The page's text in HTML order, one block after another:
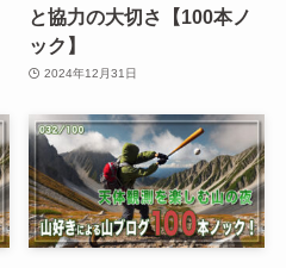
と協力の大切さ【100本ノ
ック】
2024年12月31日